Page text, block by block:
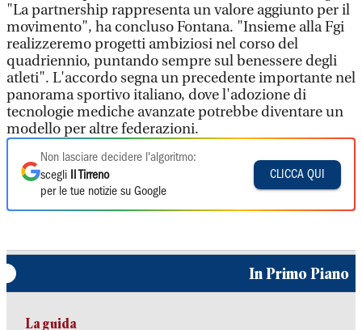
"La partnership rappresenta un valore aggiunto per il
movimento", ha concluso Fontana. "Insieme alla Fgi
realizzeremo progetti ambiziosi nel corso del
quadriennio, puntando sempre sul benessere degli
atleti". L'accordo segna un precedente importante nel
panorama sportivo italiano, dove l'adozione di
tecnologie mediche avanzate potrebbe diventare un
modello per altre federazioni.
Non lasciare decidere l'algoritmo:
scegli
Il Tirreno
per le tue notizie su Google
CLICCA QUI
In Primo Piano
La guida